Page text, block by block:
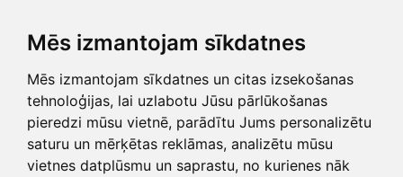
Mēs izmantojam sīkdatnes
Mēs izmantojam sīkdatnes un citas izsekošanas
tehnoloģijas, lai uzlabotu Jūsu pārlūkošanas
pieredzi mūsu vietnē, parādītu Jums personalizētu
saturu un mērķētas reklāmas, analizētu mūsu
vietnes datplūsmu un saprastu, no kurienes nāk